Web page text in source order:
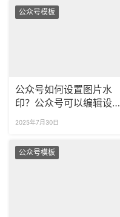
公众号模板
公众号如何设置图片水
印？公众号可以编辑设计
2025年7月30日
公众号模板